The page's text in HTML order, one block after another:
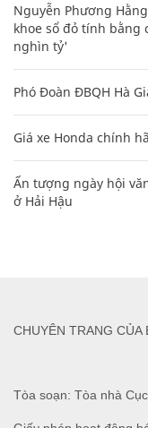
Nguyễn Phương
khoe sổ đỏ tính bằng
nghìn tỷ'
Phó Đoàn ĐBQH Hà
Giá xe Honda chính
Ấn tượng ngày hội
ở Hải Hậu
Tòa soạn: Tòa nhà
CHUYÊN TRANG CỦA